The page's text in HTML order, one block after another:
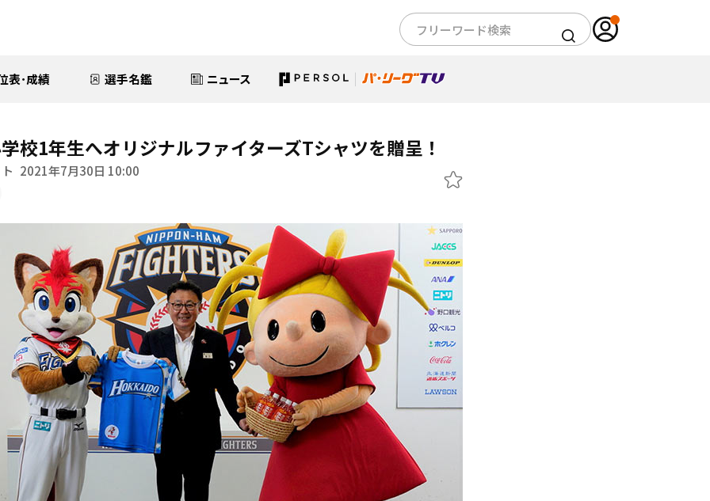
表･成績 選手名鑑 ニュース
校1年生へオリジナルファイターズTシャツを贈呈！
2021年7月30日 10:00